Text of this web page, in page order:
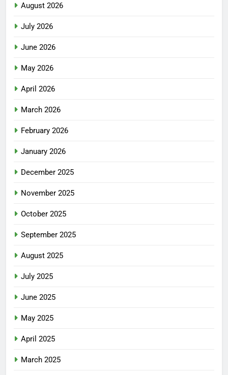
August 2026
July 2026
June 2026
May 2026
April 2026
March 2026
February 2026
January 2026
December 2025
November 2025
October 2025
September 2025
August 2025
July 2025
June 2025
May 2025
April 2025
March 2025